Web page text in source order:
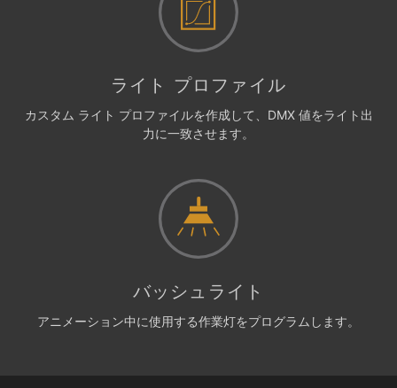
ライト プロファイル
カスタム ライト プロファイルを作成して、DMX 値をライト出
力に一致させます。
バッシュライト
アニメーション中に使用する作業灯をプログラムします。